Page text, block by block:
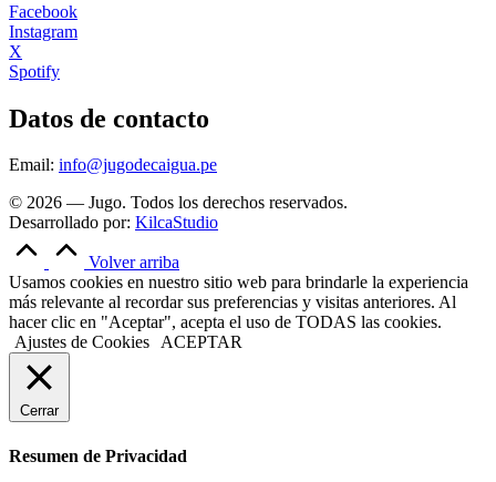
Facebook
Instagram
X
Spotify
Datos de contacto
Email: info@jugodecaigua.pe
© 2026 — Jugo. Todos los derechos reservados.
Desarrollado por: KilcaStudio
Volver arriba
Usamos cookies en nuestro sitio web para brindarle la experiencia
más relevante al recordar sus preferencias y visitas anteriores. Al
hacer clic en "Aceptar", acepta el uso de TODAS las cookies.
Ajustes de Cookies ACEPTAR
Cerrar
Resumen de Privacidad